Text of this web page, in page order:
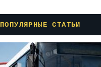
ПОПУЛЯРНЫЕ СТАТЬИ